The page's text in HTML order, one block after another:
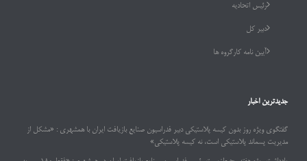
رئیس اتحادیه
دبیر کل
آیین نامه کارگروه ها
جدیدترین اخبار
گفتگوی ویژه روز بدون کیسه پلاستیکی دبیر فدراسیون صنایع بازیافت ایران با همشهری : «مشکل از
مدیریت پسماند پلاستیکی است، نه کیسه پلاستیکی»